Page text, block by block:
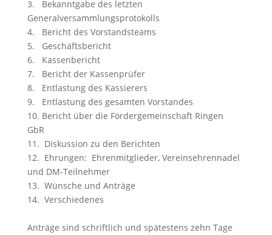
3.
Bekanntgabe des letzten
Generalversammlungsprotokolls
4. Bericht des Vorstandsteams
5. Geschäftsbericht
6. Kassenbericht
7. Bericht der Kassenprüfer
8. Entlastung des Kassierers
9. Entlastung des gesamten Vorstandes
10. Bericht über die Fördergemeinschaft Ringen
GbR
11. Diskussion zu den Berichten
12. Ehrungen: Ehrenmitglieder, Vereinsehrennadel
und DM-Teilnehmer
13. Wünsche und Anträge
14. Verschiedenes
Anträge sind schriftlich und spätestens zehn Tage